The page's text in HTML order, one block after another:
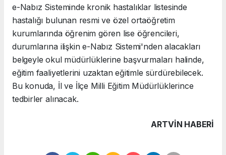
e-Nabız Sisteminde kronik hastalıklar listesinde
hastalığı bulunan resmi ve özel ortaöğretim
kurumlarında öğrenim gören lise öğrencileri,
durumlarına ilişkin e-Nabız Sistemi'nden alacakları
belgeyle okul müdürlüklerine başvurmaları halinde,
eğitim faaliyetlerini uzaktan eğitimle sürdürebilecek.
Bu konuda, İl ve İlçe Milli Eğitim Müdürlüklerince
tedbirler alınacak.
ARTVIN HABERİ